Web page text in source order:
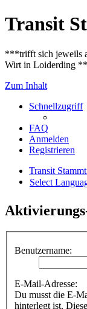
Transit
***trifft sich jeweils
Wirt in Loiderding
Zum Inhalt
Schnellzugriff
FAQ
Anmelden
Registrieren
Transit
Select
Benutzername:
E-Mail-Adresse:
Du musst die E-
hinterlegt ist.